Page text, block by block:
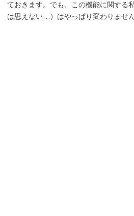
ておきます。でも、この機能に関する
は思えない…）はやっぱり変わりません